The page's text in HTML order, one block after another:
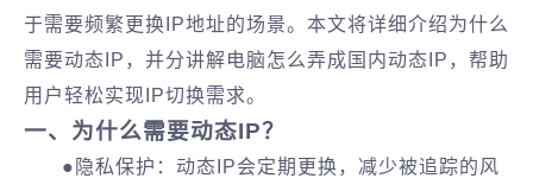
于需要频繁更换IP地址的场景。本文将详细介绍‌为什么
需要动态IP‌，并分讲解‌电脑怎么弄成国内动态IP，帮助
用户轻松实现IP切换需求。
一、为什么需要动态IP？
●隐私保护‌：动态IP会定期更换，减少被追踪的风